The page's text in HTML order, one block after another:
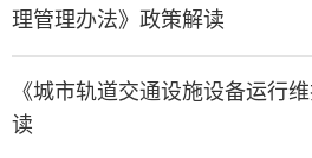
理管理办法》政策解读
《城市轨道交通设施设备运行
读